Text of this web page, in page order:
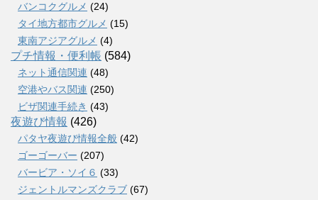
バンコクグルメ (24)
タイ地方都市グルメ (15)
東南アジアグルメ (4)
プチ情報・便利帳 (584)
ネット通信関連 (48)
空港やバス関連 (250)
ビザ関連手続き (43)
夜遊び情報 (426)
パタヤ夜遊び情報全般 (42)
ゴーゴーバー (207)
バービア・ソイ６ (33)
ジェントルマンズクラブ (67)